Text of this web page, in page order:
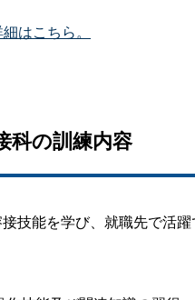
はこちら。
科の訓練内容
技能を学び、就職先で活躍